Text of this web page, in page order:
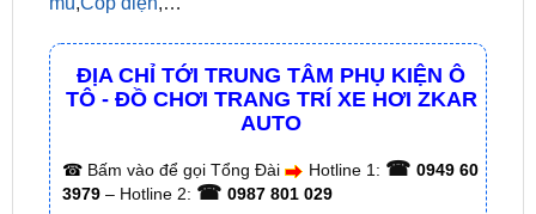
ĐỊA CHỈ TỚI TRUNG TÂM PHỤ KIỆN Ô
TÔ - ĐỒ CHƠI TRANG TRÍ XE HƠI ZKAR
☎Bấm vào để gọi Tổng Đài Hotline 1:☎ 0949 60
0987 801 029
✅ Tới nâng cấp, lắp đặt tận nơi tại Tp.HCM và
các tỉnh lân cận